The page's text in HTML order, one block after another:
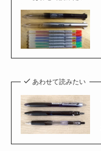
あわせて読みたい